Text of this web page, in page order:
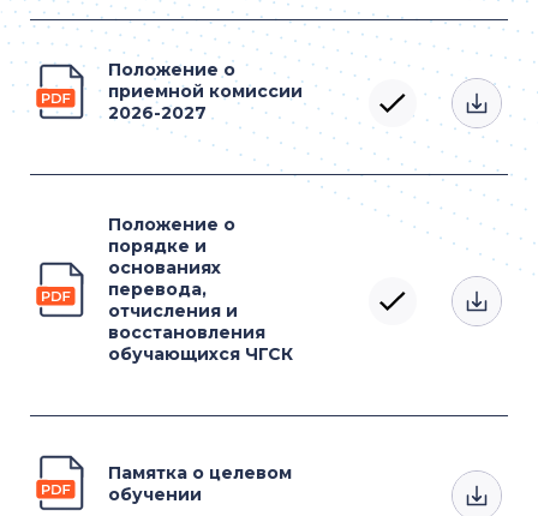
Положение о
приемной комиссии
2026-2027
Положение о
порядке и
основаниях
перевода,
отчисления и
восстановления
обучающихся ЧГСК
Памятка о целевом
обучении